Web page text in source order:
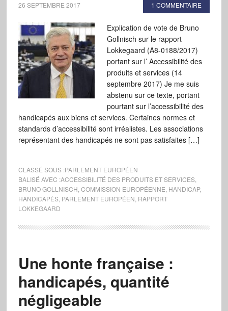
26 SEPTEMBRE 2017 1 COMMENTAIRE
Explication de vote de Bruno
Gollnisch sur le rapport
Lokkegaard (A8-0188/2017)
portant sur l’ Accessibilité des
produits et services (14
septembre 2017) Je me suis
abstenu sur ce texte, portant
pourtant sur l’accessibilité des
handicapés aux biens et services. Certaines normes et
standards d’accessibilité sont irréalistes. Les associations
représentant des handicapés ne sont pas satisfaites […]
CLASSÉ SOUS :PARLEMENT EUROPÉEN
BALISÉ AVEC :ACCESSIBILITÉ DES PRODUITS ET SERVICES,
BRUNO GOLLNISCH COMMISSION EUROPÉENNE HANDICAP,
HANDICAPÉS, PARLEMENT EUROPÉEN RAPPORT
LOKKEGAARD
Une honte française :
handicapés, quantité
négligeable